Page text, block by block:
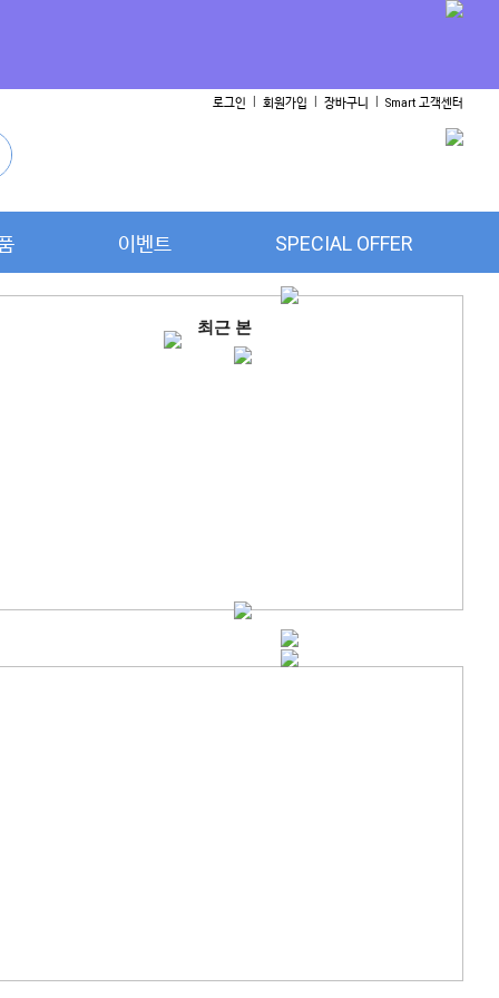
최근 본
로그인 회원가입 장바구니 Smart 고객센터
이벤트 SPECIAL OFFER